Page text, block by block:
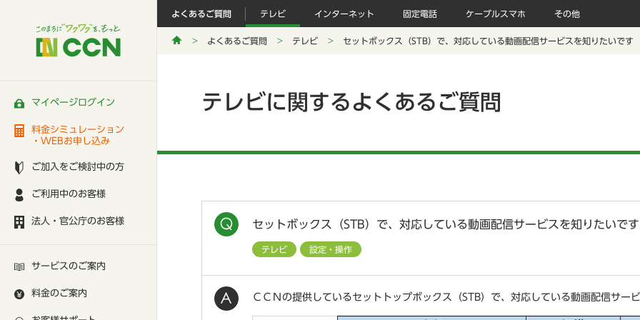
マイページログイン
料金シミュレーション
・WEBお申し込み
ご加入をご検討中の方
ご利用中のお客様
法人・官公庁のお客様
サービスのご案内
料金のご案内
よくあるご質問 テレビ インターネット 固定電話 ケーブルスマホ その他
よくあるご質問 テレビ セットボックス（STB）で、対応している動画配信サービスを知りたいです
テレビに関するよくあるご質問
セットボックス（STB）で、対応している動画配信サービスを知りたいです
テレビ 設定・操作
ＣＣＮの提供しているセットトップボックス（STB）で、対応している動画配信サー